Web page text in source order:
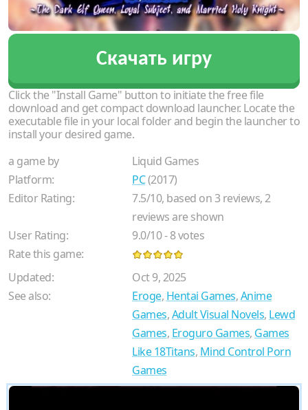
Скачать игру
Click the "Install Game" button to initiate the free file
download and get compact download launcher. Locate the
executable file in your local folder and begin the launcher to
install your desired game.
a game by
Liquid Games
Platform:
PC(2017)
Editor Rating:
7.5/10, based on3 reviews,2
reviews are shown
User Rating:
9.0/10-8votes
Rate this game:
Updated:
Oct 9, 2025
See also:
Eroge, Hentai Games,Anime
Games,Adult Visual Novels, Lewd
Games, Eroguro Games, Games
Like 18Titans, Mind Control Porn
Games